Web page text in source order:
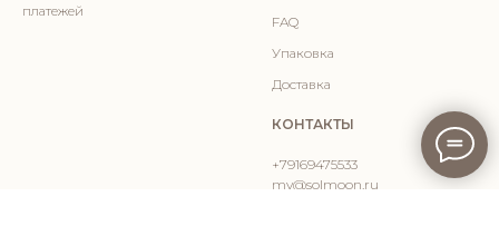
платежей
FAQ
Упаковка
Доставка
КОНТАКТЫ
+79169475533
mv@solmoon.ru